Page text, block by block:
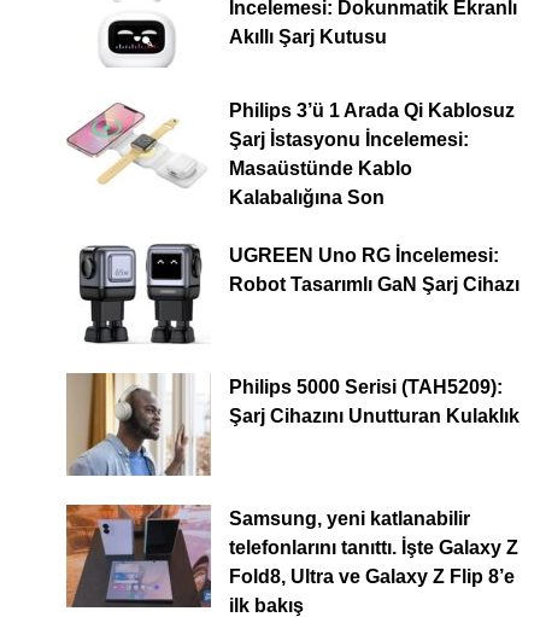
İncelemesi: Dokunmatik Ekranlı
Akıllı Şarj Kutusu
Philips 3’ü 1 Arada Qi Kablosuz
Şarj İstasyonu İncelemesi:
Masaüstünde Kablo
Kalabalığına Son
UGREEN Uno RG İncelemesi:
Robot Tasarımlı GaN Şarj Cihazı
Philips 5000 Serisi (TAH5209):
Şarj Cihazını Unutturan Kulaklık
Samsung, yeni katlanabilir
telefonlarını tanıttı. İşte Galaxy Z
Fold8, Ultra ve Galaxy Z Flip 8’e
ilk bakış